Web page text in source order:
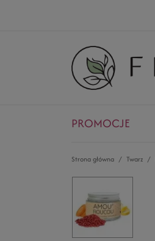
PROMOCJE
Strona główna Twarz